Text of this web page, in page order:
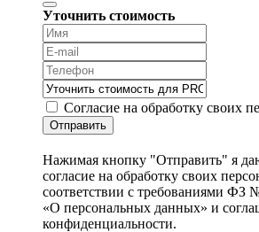
Уточнить стоимость
Согласие на обработку своих
Отправить
Нажимая кнопку "Отправить" я
согласие на обработку своих
соответствии с требованиями ФЗ
«О персональных данных» и
конфиденциальности.